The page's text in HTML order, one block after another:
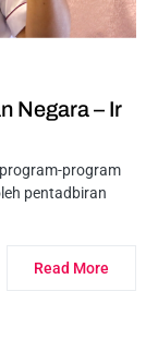
Negara – Ir
program
pentadbiran
Read More